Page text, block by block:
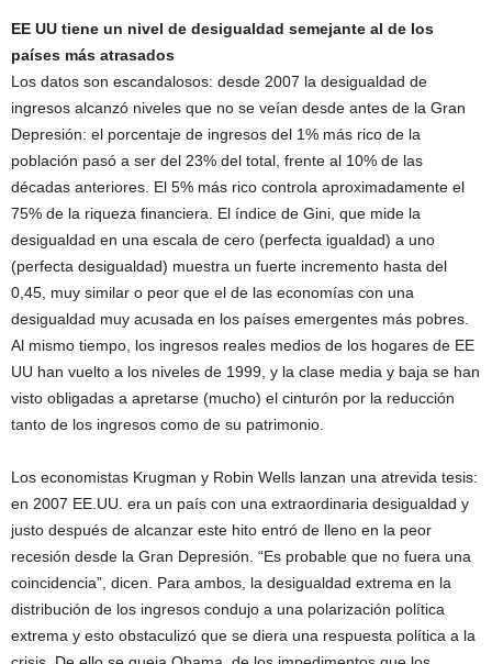
EE UU tiene un nivel de desigualdad semejante al de los
países más atrasados
Los datos son escandalosos: desde 2007 la desigualdad de
ingresos alcanzó niveles que no se veían desde antes de la Gran
Depresión: el porcentaje de ingresos del 1% más rico de la
población pasó a ser del 23% del total, frente al 10% de las
décadas anteriores. El 5% más rico controla aproximadamente el
75% de la riqueza financiera. El índice de Gini, que mide la
desigualdad en una escala de cero (perfecta igualdad) a uno
(perfecta desigualdad) muestra un fuerte incremento hasta del
0,45, muy similar o peor que el de las economías con una
desigualdad muy acusada en los países emergentes más pobres.
Al mismo tiempo, los ingresos reales medios de los hogares de EE
UU han vuelto a los niveles de 1999, y la clase media y baja se han
visto obligadas a apretarse (mucho) el cinturón por la reducción
tanto de los ingresos como de su patrimonio.
Los economistas Krugman y Robin Wells lanzan una atrevida tesis:
en 2007 EE.UU. era un país con una extraordinaria desigualdad y
justo después de alcanzar este hito entró de lleno en la peor
recesión desde la Gran Depresión. “Es probable que no fuera una
coincidencia”, dicen. Para ambos, la desigualdad extrema en la
distribución de los ingresos condujo a una polarización política
extrema y esto obstaculizó que se diera una respuesta política a la